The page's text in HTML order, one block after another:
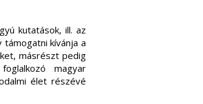
kutatások, ill. az
kívánja a
másrészt pedig
magyar
élet részévé